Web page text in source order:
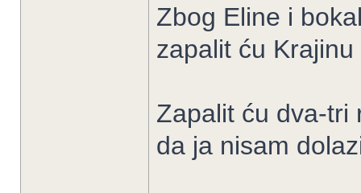
Zbog Eline i
zapalit ću
Zapalit ću dva-tri
da ja nisam